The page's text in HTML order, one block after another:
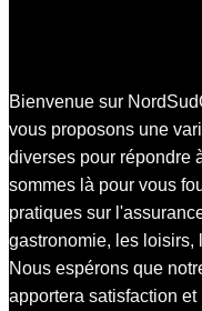
Bienvenue sur
vous proposons une
diverses pour répondre
sommes là pour vous
pratiques sur
gastronomie, les loisirs,
Nous espérons que
apportera satisfaction